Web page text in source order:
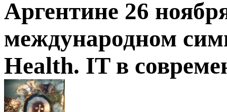
Аргентине 26
международном
Health. IT в